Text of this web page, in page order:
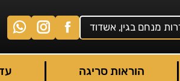
מנחם בגין, אשדוד
הוראות סריגה